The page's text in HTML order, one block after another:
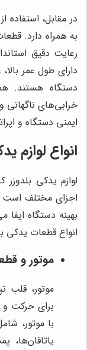
در مقابل، استفاده
به همراه دارد.
رعایت دقیق
دارای طول عمر
دستگاه هستند.
خرابی‌های ناگهانی
ایمنی دستگاه و
انواع لوازم
لوازم یدکی
اجزای مختلف
بهینه دستگاه ایفا
انواع قطعات یدکی
موتور و
موتور، قلب
برای حرکت و
با موتور،